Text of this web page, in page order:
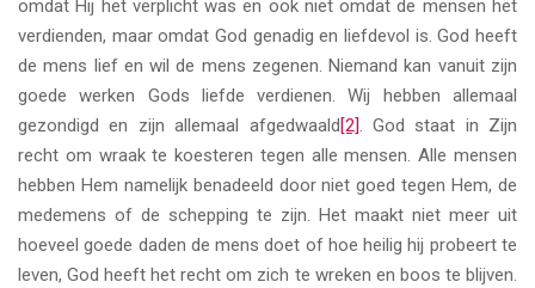
omdat Hij het verplicht was en ook niet omdat de mensen het
verdienden, maar omdat God genadig en liefdevol is. God heeft
de mens lief en wil de mens zegenen. Niemand kan vanuit zijn
goede werken Gods liefde verdienen. Wij hebben allemaal
gezondigd en zijn allemaal afgedwaald[2]. God staat in Zijn
recht om wraak te koesteren tegen alle mensen. Alle mensen
hebben Hem namelijk benadeeld door niet goed tegen Hem, de
medemens of de schepping te zijn. Het maakt niet meer uit
hoeveel goede daden de mens doet of hoe heilig hij probeert te
leven, God heeft het recht om zich te wreken en boos te blijven.